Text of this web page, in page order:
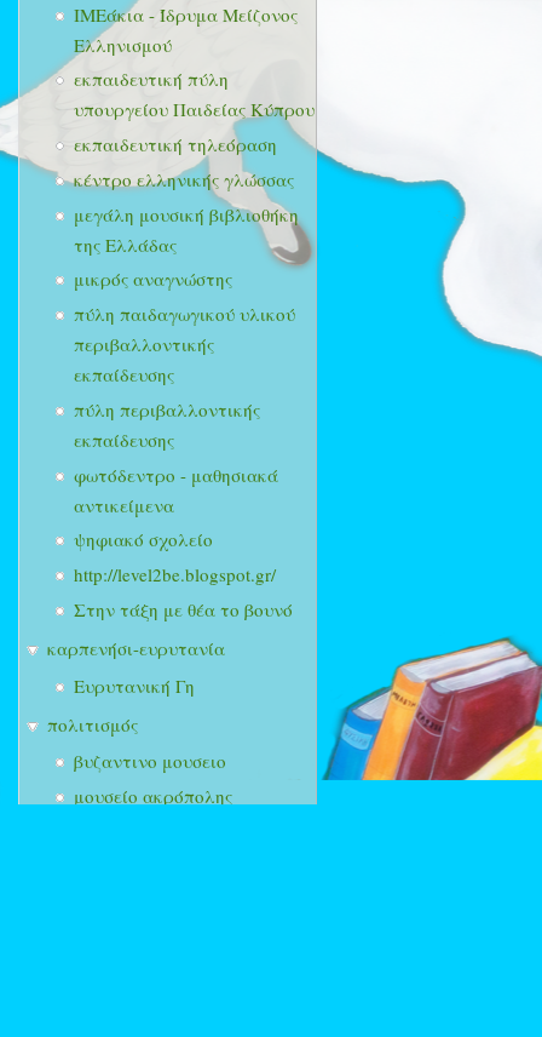
ΙΜΕάκια - Ίδρυμα Μείζονος
Ελληνισμού
εκπαιδευτική πύλη
υπουργείου Παιδείας Κύπρου
εκπαιδευτική τηλεόραση
κέντρο ελληνικής γλώσσας
μεγάλη μουσική βιβλιοθήκη
της Ελλάδας
μικρός αναγνώστης
πύλη παιδαγωγικού υλικού
περιβαλλοντικής
εκπαίδευσης
πύλη περιβαλλοντικής
εκπαίδευσης
φωτόδεντρο - μαθησιακά
αντικείμενα
ψηφιακό σχολείο
http://level2be.blogspot.gr/
Στην τάξη με θέα το βουνό
καρπενήσι-ευρυτανία
Ευρυτανική Γη
πολιτισμός
βυζαντινο μουσειο
μουσείο ακρόπολης